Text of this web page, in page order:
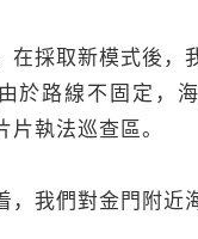
採取新模式後，我
於路線不固定，
執法巡查區。
我們對金門附近